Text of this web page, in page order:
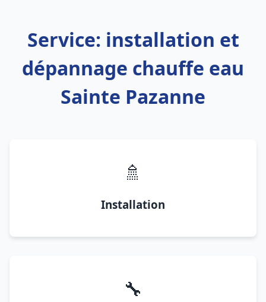
Service: installation et
dépannage chauffe eau
Sainte Pazanne
🚿
Installation
🔧